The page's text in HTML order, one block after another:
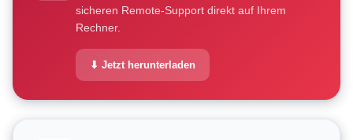
sicheren Remote-Support direkt auf Ihrem
Rechner.
⬇ Jetzt herunterladen